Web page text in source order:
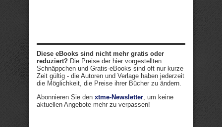
Diese eBooks sind nicht mehr gratis oder
reduziert? Die Preise der hier vorgestellten
Schnäppchen und Gratis-eBooks sind oft nur kurze
Zeit gültig - die Autoren und Verlage haben jederzeit
die Möglichkeit, die Preise ihrer Bücher zu ändern.
Abonnieren Sie den xtme-Newsletter, um keine
aktuellen Angebote mehr zu verpassen!